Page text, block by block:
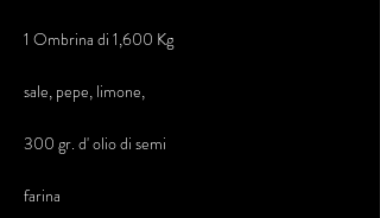
1 Ombrina di 1,600 Kg
sale, pepe, limone,
300 gr. d' olio di semi
farina